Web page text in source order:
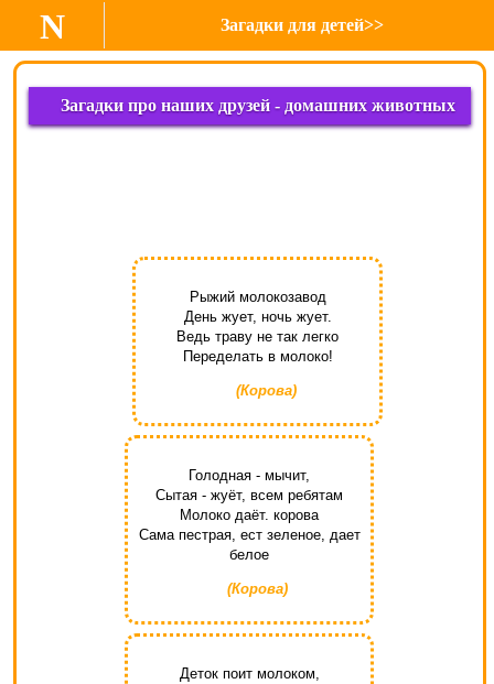
N Загадки для детей>>
Загадки про наших друзей - домашних животных
Рыжий молокозавод
День жует, ночь жует.
Ведь траву не так легко
Переделать в молоко!
(Корова)
Голодная - мычит,
Сытая - жуёт, всем ребятам
Молоко даёт. корова
Сама пестрая, ест зеленое, дает
белое
(Корова)
Деток поит молоком,